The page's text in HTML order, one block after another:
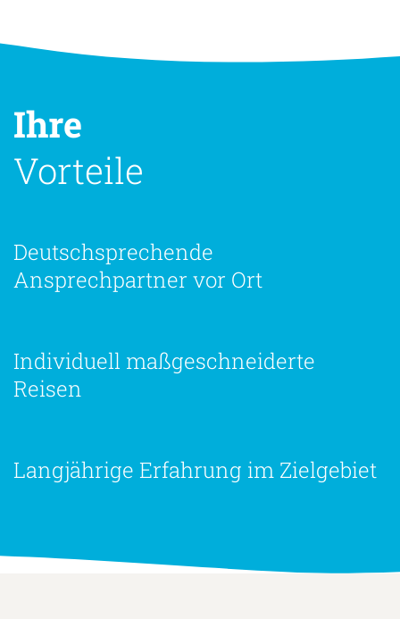
Ihre
Vorteile
Deutschsprechende
Ansprechpartner vor Ort
Individuell maßgeschneiderte
Reisen
Langjährige Erfahrung im Zielgebiet